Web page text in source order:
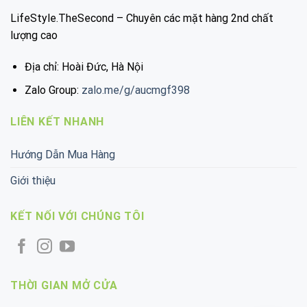
LifeStyle.TheSecond – Chuyên các mặt hàng 2nd chất
lượng cao
Địa chỉ: Hoài Đức, Hà Nội
Zalo Group: zalo.me/g/aucmgf398
LIÊN KẾT NHANH
Hướng Dẫn Mua Hàng
Giới thiệu
KẾT NỐI VỚI CHÚNG TÔI
THỜI GIAN MỞ CỬA